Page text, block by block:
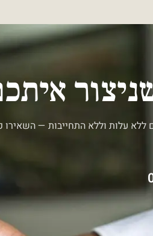
ללא עלות וללא התחייבות — השאירו